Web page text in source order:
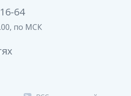
64
по МСК